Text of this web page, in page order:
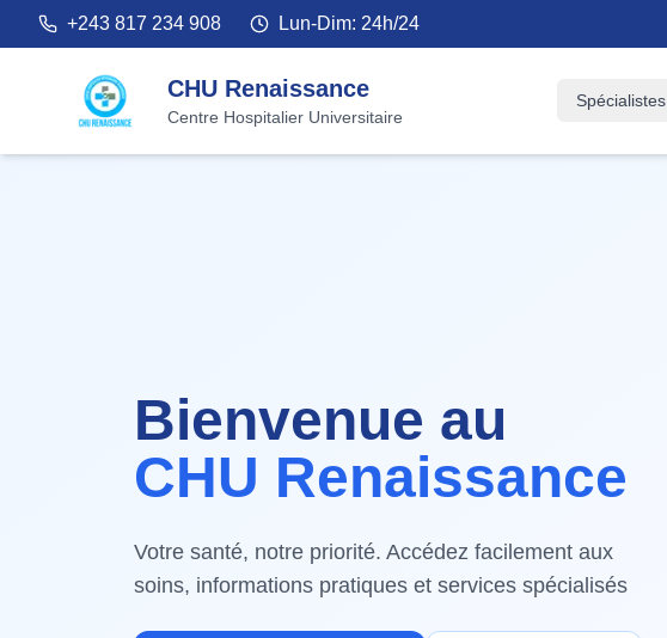
+243 817 234 908 Lun-Dim: 24h/24
CHU Renaissance
Centre Hospitalier Universitaire
Spécialistes
Bienvenue au
CHU Renaissance
Votre santé, notre priorité. Accédez facilement aux
soins, informations pratiques et services spécialisés